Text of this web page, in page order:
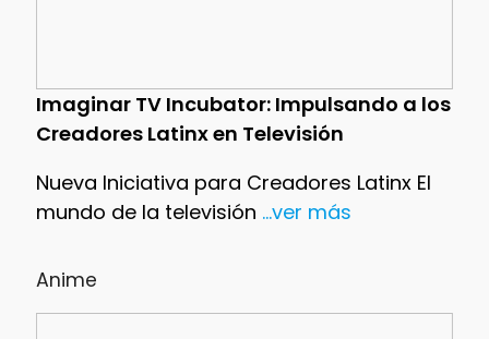
Imaginar TV Incubator: Impulsando a los
Creadores Latinx en Televisión
Nueva Iniciativa para Creadores Latinx El
mundo de la televisión ...ver más
Anime